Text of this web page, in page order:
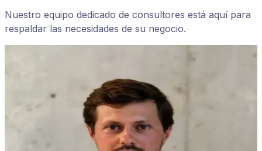
Nuestro equipo dedicado de consultores está aquí para
respaldar las necesidades de su negocio.